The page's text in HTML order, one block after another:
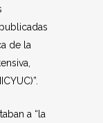
de la
a “la